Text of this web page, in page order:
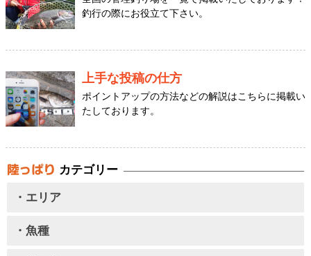
釣行の際にお役立て下さい。
上手な投稿の仕方
ポイントアップの方法などの解説はこちらに掲載い
たしております。
カテゴリー
・エリア
・魚種